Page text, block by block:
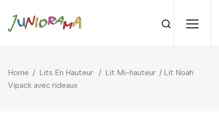
Home / Lits En Hauteur / Lit Mi-hauteur / Lit Noah
Vipack avec rideaux